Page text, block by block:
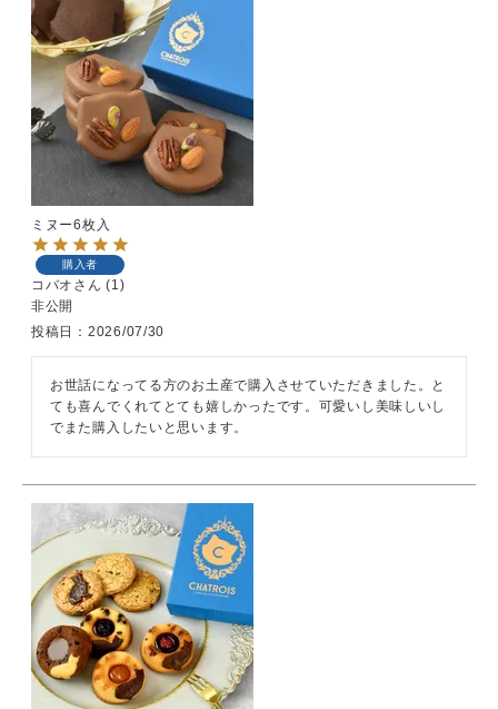
ミヌー6枚入
購入者
コバオ
1
非公開
投稿日
2026/07/30
お世話になってる方のお土産で購入させていただきました。と
ても喜んでくれてとても嬉しかったです。可愛いし美味しいし
でまた購入したいと思います。